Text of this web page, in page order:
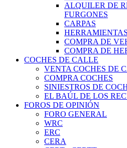
ALQUILER DE
FURGONES
CARPAS
HERRAMIENTAS
COMPRA DE
COMPRA DE
COCHES DE CALLE
VENTA COCHES DE
COMPRA COCHES
SINIESTROS DE
EL BAÚL DE LOS
FOROS DE OPINIÓN
FORO GENERAL
WRC
ERC
CERA